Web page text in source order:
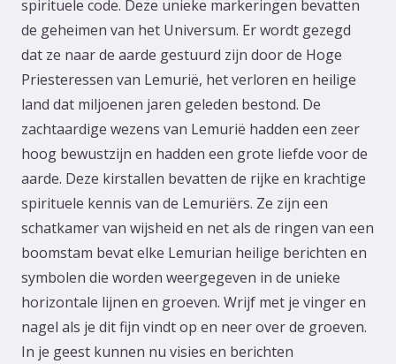
spirituele code. Deze unieke markeringen bevatten
de geheimen van het Universum. Er wordt gezegd
dat ze naar de aarde gestuurd zijn door de Hoge
Priesteressen van Lemurië, het verloren en heilige
land dat miljoenen jaren geleden bestond. De
zachtaardige wezens van Lemurië hadden een zeer
hoog bewustzijn en hadden een grote liefde voor de
aarde. Deze kirstallen bevatten de rijke en krachtige
spirituele kennis van de Lemuriërs. Ze zijn een
schatkamer van wijsheid en net als de ringen van een
boomstam bevat elke Lemurian heilige berichten en
symbolen die worden weergegeven in de unieke
horizontale lijnen en groeven. Wrijf met je vinger en
nagel als je dit fijn vindt op en neer over de groeven.
In je geest kunnen nu visies en berichten